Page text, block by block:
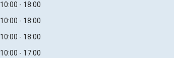
10:00
18:00
10:00
18:00
10:00
18:00
10:00
17:00